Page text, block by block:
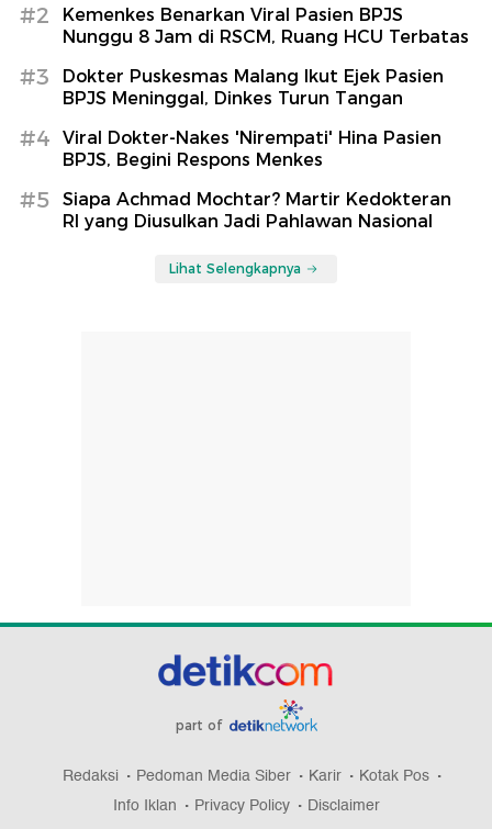
#2
Kemenkes Benarkan Viral Pasien BPJS
Nunggu 8 Jam di RSCM, Ruang HCU Terbatas
#3
Dokter Puskesmas Malang Ikut Ejek Pasien
BPJS Meninggal, Dinkes Turun Tangan
#4
Viral Dokter-Nakes 'Nirempati' Hina Pasien
BPJS, Begini Respons Menkes
#5
Siapa Achmad Mochtar? Martir Kedokteran
RI yang Diusulkan Jadi Pahlawan Nasional
Lihat Selengkapnya
part of
Redaksi Pedoman Media Siber Karir
Kotak Pos
Info Iklan
Privacy Policy Disclaimer